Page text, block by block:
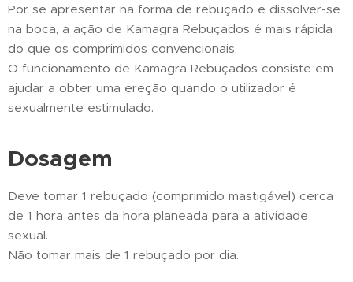
Por se apresentar na forma de rebuçado e dissolver-se
na boca, a ação de Kamagra Rebuçados é mais rápida
do que os comprimidos convencionais.
O funcionamento de Kamagra Rebuçados consiste em
ajudar a obter uma ereção quando o utilizador é
sexualmente estimulado.
Dosagem
Deve tomar 1 rebuçado (comprimido mastigável) cerca
de 1 hora antes da hora planeada para a atividade
sexual.
Não tomar mais de 1 rebuçado por dia.